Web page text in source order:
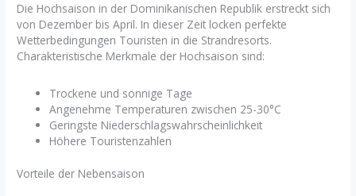
Die Hochsaison in der Dominikanischen Republik erstreckt sich
von Dezember bis April. In dieser Zeit locken perfekte
Wetterbedingungen Touristen in die Strandresorts.
Charakteristische Merkmale der Hochsaison sind:
Trockene und sonnige Tage
Angenehme Temperaturen zwischen 25-30°C
Geringste Niederschlagswahrscheinlichkeit
Höhere Touristenzahlen
Vorteile der Nebensaison